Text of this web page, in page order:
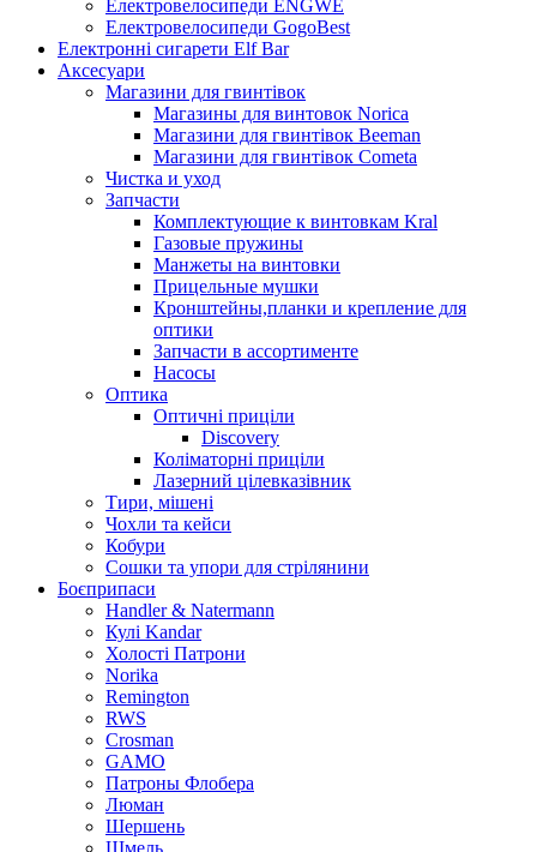
Електровелосипеди ENGWE
Електровелосипеди GogoBest
Електронні сигарети Elf Bar
Аксесуари
Магазини для гвинтівок
Магазины для винтовок Norica
Магазини для гвинтівок Beeman
Магазини для гвинтівок Cometa
Чистка и уход
Запчасти
Комплектующие к винтовкам Kral
Газовые пружины
Манжеты на винтовки
Прицельные мушки
Кронштейны,планки и крепление для
оптики
Запчасти в ассортименте
Насосы
Оптика
Оптичні приціли
Discovery
Коліматорні приціли
Лазерний цілевказівник
Тири, мішені
Чохли та кейси
Кобури
Сошки та упори для стрілянини
Боєприпаси
Handler & Natermann
Кулі Kandar
Холості Патрони
Norika
Remington
RWS
Crosman
GAMO
Патроны Флобера
Люман
Шершень
Шмель